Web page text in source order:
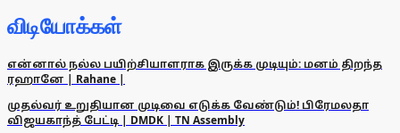
விடியோக்கள்
என்னால் நல்ல பயிற்சியாளராக இருக்க முடியும்: மனம் திறந்த
ரஹானே | Rahane |
முதல்வர் உறுதியான முடிவை எடுக்க வேண்டும்! பிரேமலதா
விஜயகாந்த் பேட்டி | DMDK | TN Assembly